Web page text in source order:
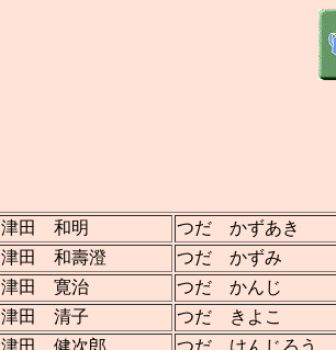
津田 和明 つだ かずあき
津田 和壽澄
つだ かずみ
津田 寛治
つだ かんじ
津田 清子
つだ きよこ
津田 健次郎
つだ けんじろう